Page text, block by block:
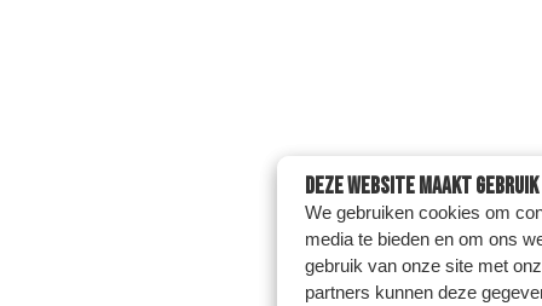
Deze website maakt gebruik
We gebruiken cookies om
media te bieden en om ons
gebruik van onze site met
partners kunnen deze